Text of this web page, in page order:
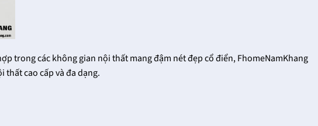
trong các không gian nội thất mang đậm nét đẹp cổ điển, FhomeNamKhang
thất cao cấp và đa dạng.